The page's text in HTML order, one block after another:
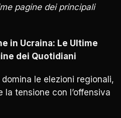
pagine dei principali
in Ucraina: Le Ultime
dei Quotidiani
le elezioni regionali,
la tensione con l’offensiva